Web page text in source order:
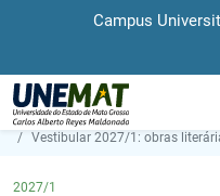
Campus
Página Inicial
Vestibular 2027/1: obras
2027/1